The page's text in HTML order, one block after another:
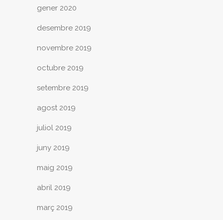
gener 2020
desembre 2019
novembre 2019
octubre 2019
setembre 2019
agost 2019
juliol 2019
juny 2019
maig 2019
abril 2019
març 2019